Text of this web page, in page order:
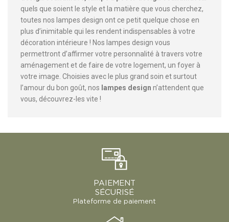
quels que soient le style et la matière que vous cherchez,
toutes nos lampes design ont ce petit quelque chose en
plus d’inimitable qui les rendent indispensables à votre
décoration intérieure ! Nos lampes design vous
permettront d’affirmer votre personnalité à travers votre
aménagement et de faire de votre logement, un foyer à
votre image. Choisies avec le plus grand soin et surtout
l’amour du bon goût, nos lampes design n’attendent que
vous, découvrez-les vite !
PAIEMENT
SÉCURISÉ
Plateforme de paiement